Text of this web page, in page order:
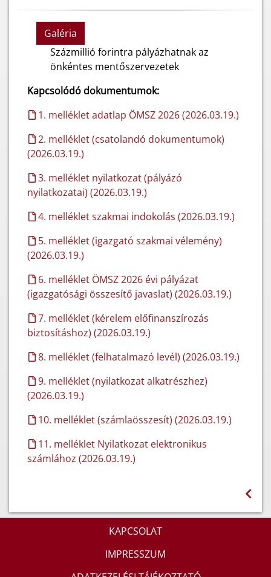
Galéria
Százmillió forintra pályázhatnak az
önkéntes mentőszervezetek
Kapcsolódó dokumentumok:
1. melléklet adatlap ÖMSZ 2026 (2026.03.19.)
2. melléklet (csatolandó dokumentumok)
(2026.03.19.)
3. melléklet nyilatkozat (pályázó
nyilatkozatai) (2026.03.19.)
4. melléklet szakmai indokolás (2026.03.19.)
5. melléklet (igazgató szakmai vélemény)
(2026.03.19.)
6. melléklet ÖMSZ 2026 évi pályázat
(igazgatósági összesítő javaslat) (2026.03.19.)
7. melléklet (kérelem előfinanszírozás
biztosításhoz) (2026.03.19.)
8. melléklet (felhatalmazó levél) (2026.03.19.)
9. melléklet (nyilatkozat alkatrészhez)
(2026.03.19.)
10. melléklet (számlaösszesít) (2026.03.19.)
11. melléklet Nyilatkozat elektronikus
számlához (2026.03.19.)
KAPCSOLAT
IMPRESSZUM